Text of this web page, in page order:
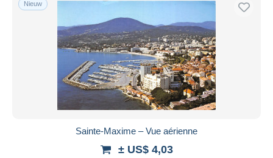
Gratis levering
Betaalmiddelen
PayPal
Bankoverschrijving
Visa
Mastercard
iDeal
Nieuw
Sainte-Maxime – Vue aérienne
± US$ 4,03